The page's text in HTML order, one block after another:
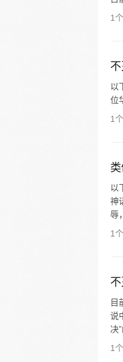
1
以
位
1
以
神
辱
1
目
说
决
1